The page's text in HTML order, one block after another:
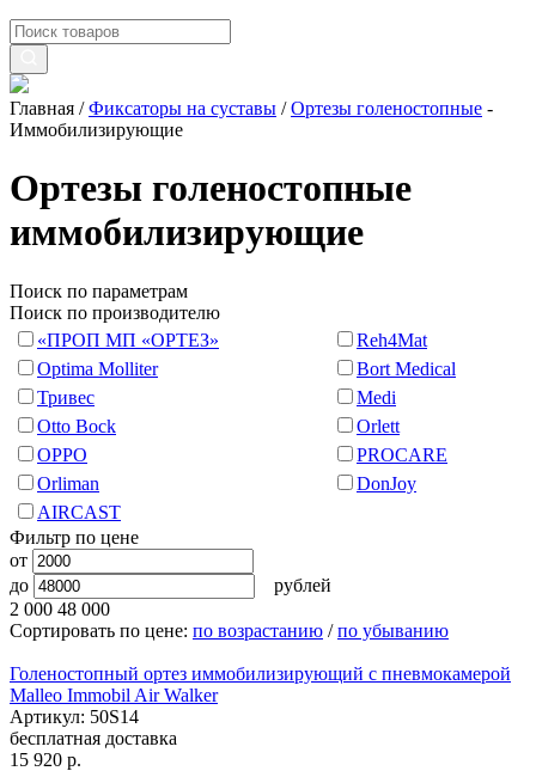
Главная /Фиксаторы на суставы /Ортезы голеностопные -
Иммобилизирующие
Ортезы голеностопные
иммобилизирующие
Поиск по параметрам
Поиск по производителю
«ПРОП МП «ОРТЕЗ»
Reh4Mat
Optima Molliter
Bort Medical
Тривес
Medi
Otto Bock
Orlett
OPPO
PROCARE
Orliman
DonJoy
AIRCAST
Фильтр по цене
от
до
рублей
2 000 48 000
Сортировать по цене: по возрастанию /по убыванию
Голеностопный ортез иммобилизирующий с пневмокамерой
Malleo Immobil Air Walker
Артикул: 50S14
бесплатная доставка
15 920 р.